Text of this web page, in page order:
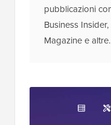
pubblicazioni
Business
Magazine e altre.